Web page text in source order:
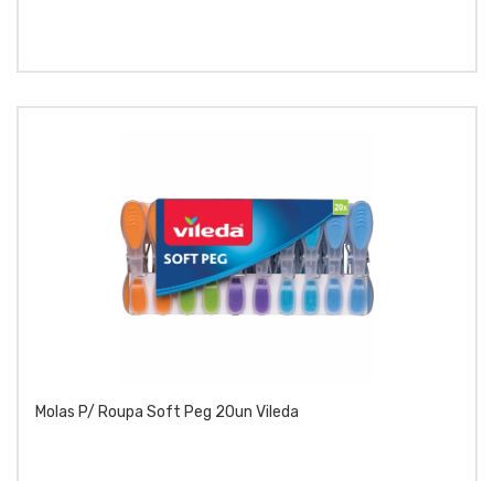
Molas P/ Roupa Soft Peg 20un Vileda